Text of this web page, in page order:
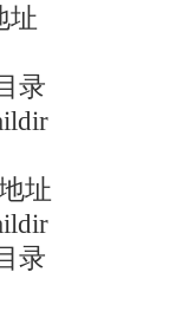
址
录
址
录